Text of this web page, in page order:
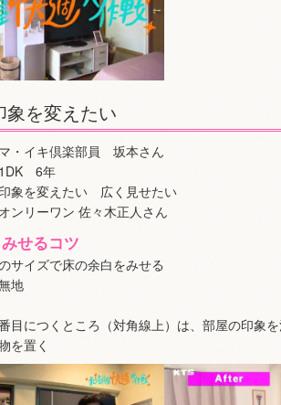
象を変えたい
・イキ倶楽部員 坂本さん
1DK 6年
象を変えたい 広く見せたい
ンリーワン 佐々木正人さん
せるコツ
サイズで床の余白をみせる
地
目につくところ（対角線上）は、部屋の印象
を置く